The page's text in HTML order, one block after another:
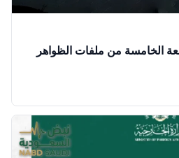
الخامسة من ملفات الظواهر